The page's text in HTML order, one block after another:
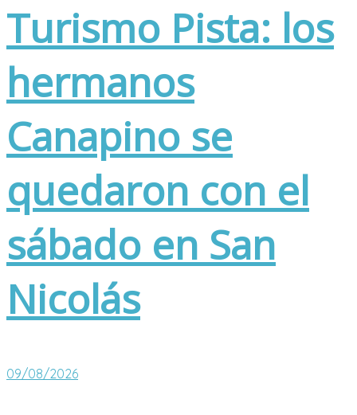
Turismo Pista: los
hermanos
Canapino se
quedaron con el
sábado en San
Nicolás
09/08/2026